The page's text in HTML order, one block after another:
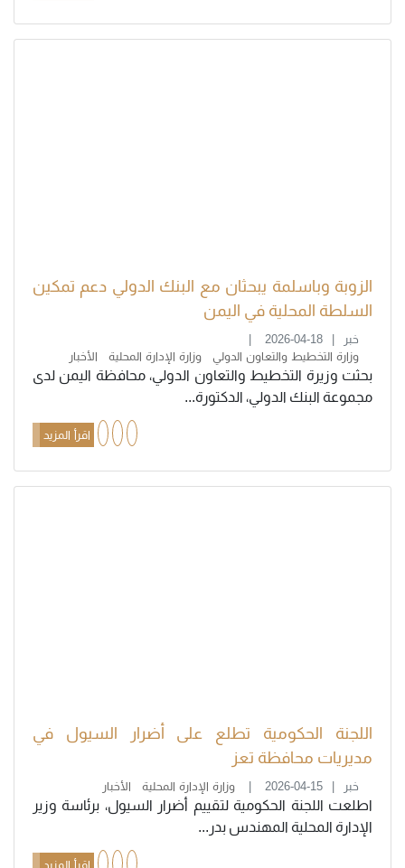
الزوبة وباسلمة يبحثان مع البنك الدولي دعم تمكين
السلطة المحلية في اليمن
خبر
2026-04-18
وزارة التخطيط والتعاون الدولي
وزارة الإدارة المحلية الأخبار
بحثت وزيرة التخطيط والتعاون الدولي، محافظة اليمن لدى
مجموعة البنك الدولي، الدكتورة...
اقرأ المزيد
اللجنة الحكومية تطلع على أضرار السيول في
مديريات محافظة تعز
خبر 2026-04-15 وزارة الإدارة المحلية الأخبار
اطلعت اللجنة الحكومية لتقييم أضرار السيول، برئاسة وزير
الإدارة المحلية المهندس بدر...
اقرأ المزيد